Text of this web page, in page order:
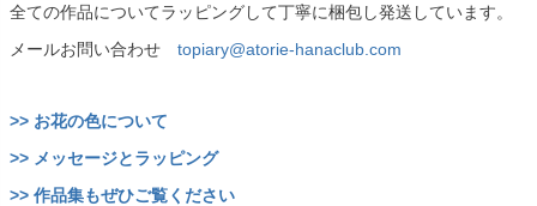
全ての作品についてラッピングして丁寧に梱包し発送しています。
メールお問い合わせ topiary@atorie-hanaclub.com
>> お花の色について
>> メッセージとラッピング
>> 作品集もぜひご覧ください